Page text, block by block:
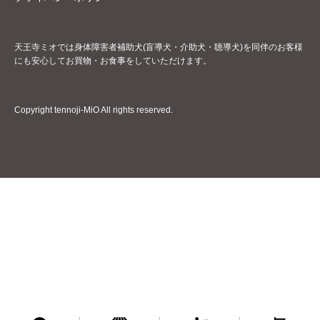
天王寺ミオでは身体障害者補助犬(盲導犬・介助犬・聴導犬)を同伴のお客様
にも安心してお買物・お食事をしていただけます。
Copyright tennoji-MiO All rights reserved.